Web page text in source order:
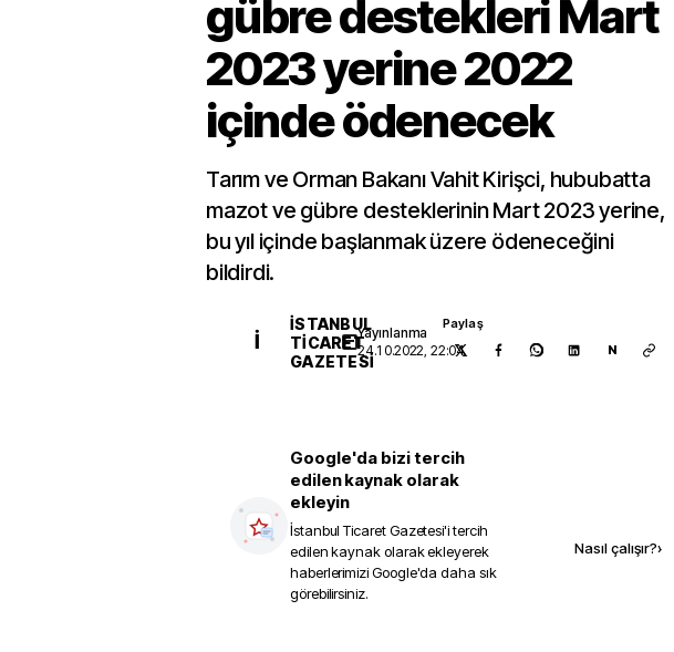
gübre destekleri Mart
2023 yerine 2022
içinde ödenecek
Tarım ve Orman Bakanı Vahit Kirişci, hububatta
mazot ve gübre desteklerinin Mart 2023 yerine,
bu yıl içinde başlanmak üzere ödeneceğini
bildirdi.
İ
İSTANBUL
TICARET
GAZETESI
Yayınlanma
24.10.2022, 22:04
Paylaş
N
Google'da bizi tercih
edilen kaynak olarak
ekleyin
İstanbul Ticaret Gazetesi'i tercih
edilen kaynak olarak ekleyerek
haberlerimizi Google'da daha sık
görebilirsiniz.
Nasıl çalışır?›